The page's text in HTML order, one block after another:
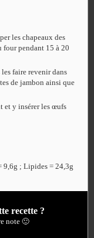
les chapeaux des
four pendant 15 à 20
faire revenir dans
de jambon ainsi que
et y insérer les œufs
9,6g ; Lipides = 24,3g
recette ?
note 🙂